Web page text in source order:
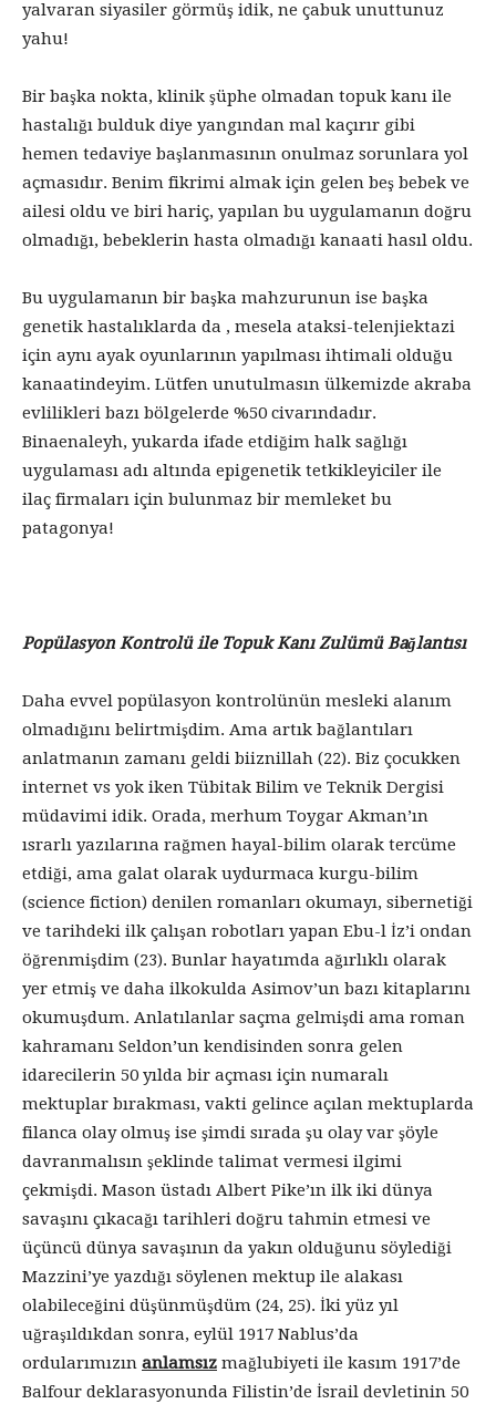
yalvaran siyasiler görmüş idik, ne çabuk unuttunuz
yahu!
Bir başka nokta, klinik şüphe olmadan topuk kanı ile
hastalığı bulduk diye yangından mal kaçırır gibi
hemen tedaviye başlanmasının onulmaz sorunlara yol
açmasıdır. Benim fikrimi almak için gelen beş bebek ve
ailesi oldu ve biri hariç, yapılan bu uygulamanın doğru
olmadığı, bebeklerin hasta olmadığı kanaati hasıl oldu.
Bu uygulamanın bir başka mahzurunun ise başka
genetik hastalıklarda da , mesela ataksi-telenjiektazi
için aynı ayak oyunlarının yapılması ihtimali olduğu
kanaatindeyim. Lütfen unutulmasın ülkemizde akraba
evlilikleri bazı bölgelerde %50 civarındadır.
Binaenaleyh, yukarda ifade etdiğim halk sağlığı
uygulaması adı altında epigenetik tetkikleyiciler ile
ilaç firmaları için bulunmaz bir memleket bu
patagonya!
Popülasyon Kontrolü ile Topuk Kanı Zulümü Bağlantısı
Daha evvel popülasyon kontrolünün mesleki alanım
olmadığını belirtmişdim. Ama artık bağlantıları
anlatmanın zamanı geldi biiznillah (22). Biz çocukken
internet vs yok iken Tübitak Bilim ve Teknik Dergisi
müdavimi idik. Orada, merhum Toygar Akman’ın
ısrarlı yazılarına rağmen hayal-bilim olarak tercüme
etdiği, ama galat olarak uydurmaca kurgu-bilim
(science fiction) denilen romanları okumayı, sibernetiği
ve tarihdeki ilk çalışan robotları yapan Ebu-l İz’i ondan
öğrenmişdim (23). Bunlar hayatımda ağırlıklı olarak
yer etmiş ve daha ilkokulda Asimov’un bazı kitaplarını
okumuşdum. Anlatılanlar saçma gelmişdi ama roman
kahramanı Seldon’un kendisinden sonra gelen
idarecilerin 50 yılda bir açması için numaralı
mektuplar bırakması, vakti gelince açılan mektuplarda
filanca olay olmuş ise şimdi sırada şu olay var şöyle
davranmalısın şeklinde talimat vermesi ilgimi
çekmişdi. Mason üstadı Albert Pike’ın ilk iki dünya
savaşını çıkacağı tarihleri doğru tahmin etmesi ve
üçüncü dünya savaşının da yakın olduğunu söylediği
Mazzini’ye yazdığı söylenen mektup ile alakası
olabileceğini düşünmüşdüm (24, 25). İki yüz yıl
uğraşıldıkdan sonra, eylül 1917 Nablus’da
ordularımızın anlamsız mağlubiyeti ile kasım 1917’de
Balfour deklarasyonunda Filistin’de İsrail devletinin 50